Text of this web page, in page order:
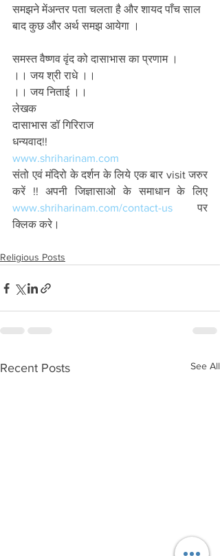
समझने मेंअन्तर पता चलता है और शायद पाँच साल
बाद कुछ और अर्थ समझ आयेगा ।
समस्त वैष्णव वृंद को दासाभास का प्रणाम ।
।। जय श्री राधे ।।
।। जय निताई ।।
लेखक
दासाभास डॉ गिरिराज
धन्यवाद!!
www.shriharinam.com
संतो एवं मंदिरो के दर्शन के लिये एक बार visit जरुर
www.shriharinam.com/contact-us पर
क्लिक करे।
Religious Posts
Recent Posts See All